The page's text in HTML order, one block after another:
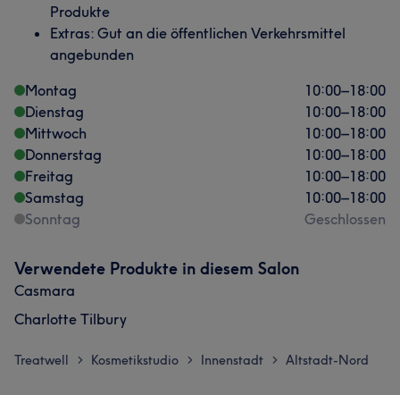
Produkte
Extras: Gut an die öffentlichen Verkehrsmittel
angebunden
Montag
10:00–18:00
Dienstag
10:00–18:00
Mittwoch
10:00–18:00
Donnerstag
10:00–18:00
Freitag
10:00–18:00
Samstag
10:00–18:00
Sonntag
Geschlossen
Verwendete Produkte in diesem Salon
Casmara
Charlotte Tilbury
Treatwell > Kosmetikstudio > Innenstadt > Altstadt-Nord